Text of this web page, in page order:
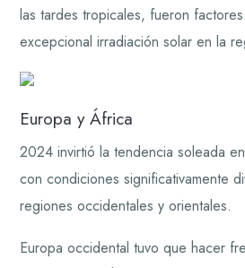
las tardes tropicales, fueron
excepcional irradiación solar en la
Europa y África
2024 invirtió la tendencia soleada
con condiciones significativamente
regiones occidentales y orientales.
Europa occidental tuvo que hacer